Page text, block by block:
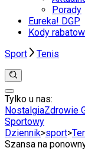
Porady
Eureka! DGP
Kody
Sport
Tenis
Anuluj
Wiadomości
Świat
Polityka
Tylko u nas:
NostalgiaZdrowie
Sportowy
Dziennik>sport>
Szansa na